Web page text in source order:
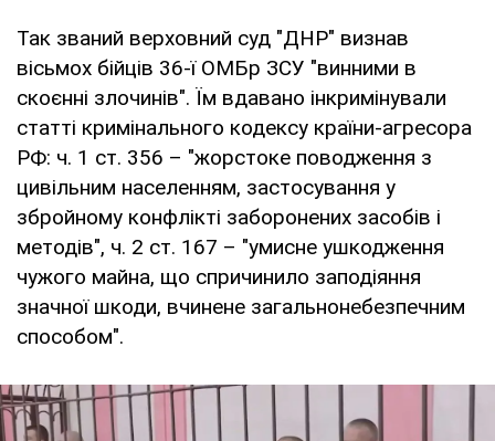
Так званий верховний суд "ДНР" визнав
вісьмох бійців 36-ї ОМБр ЗСУ "винними в
скоєнні злочинів". Їм вдавано інкримінували
статті кримінального кодексу країни-агресора
РФ: ч. 1 ст. 356 – "жорстоке поводження з
цивільним населенням, застосування у
збройному конфлікті заборонених засобів і
методів", ч. 2 ст. 167 – "умисне ушкодження
чужого майна, що спричинило заподіяння
значної шкоди, вчинене загальнонебезпечним
способом".